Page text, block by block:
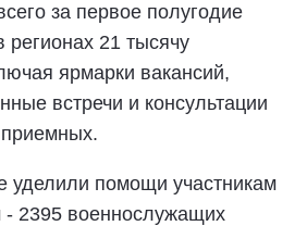
за первое полугодие
регионах 21 тысячу
ярмарки вакансий,
встречи и консультации
уделили помощи участникам
2395 военнослужащих